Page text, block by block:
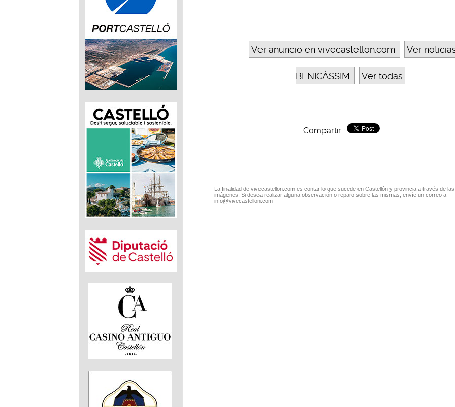
Ver anuncio en vivecastellon.com Ver
BENICÀSSIM Ver todas
Compartir :
La finalidad de vivecastellon.com es contar lo que sucede en Castellón y provincia a través de las
imágenes. Si desea realizar alguna observación o reparo sobre las mismas, envíe un correo a
info@vivecastellon.com